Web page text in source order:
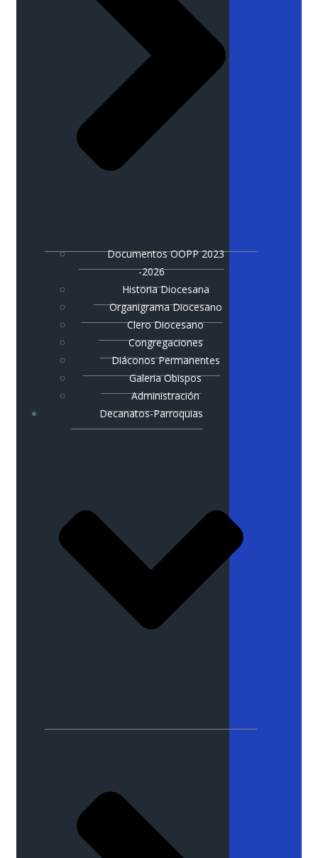
Documentos OOPP 2023
-2026
Historia Diocesana
Organigrama Diocesano
Clero Diocesano
Congregaciones
Diáconos Permanentes
Galeria Obispos
Administración
Decanatos-Parroquias